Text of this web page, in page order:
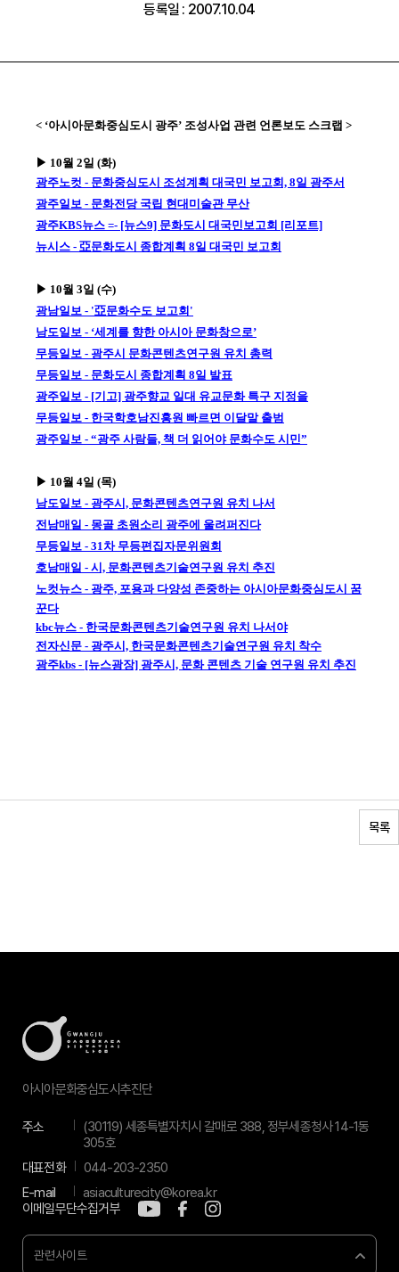
등록일 : 2007.10.04
< ‘아시아문화중심도시 광주’ 조성사업 관련 언론보도 스크랩 >
▶ 10월 2일 (화)
광주노컷 - 문화중심도시 조성계획 대국민 보고회, 8일 광주서
광주일보 - 문화전당 국립 현대미술관 무산
광주KBS뉴스 =- [뉴스9] 문화도시 대국민보고회 [리포트]
뉴시스 - 亞문화도시 종합계획 8일 대국민 보고회
▶ 10월 3일 (수)
광남일보 - '亞문화수도 보고회'
남도일보 - ‘세계를 향한 아시아 문화창으로’
무등일보 - 광주시 문화콘텐츠연구원 유치 총력
무등일보 - 문화도시 종합계획 8일 발표
광주일보 - [기고] 광주향교 일대 유교문화 특구 지정을
무등일보 - 한국학호남진흥원 빠르면 이달말 출범
광주일보 - “광주 사람들, 책 더 읽어야 문화수도 시민”
▶ 10월 4일 (목)
남도일보 - 광주시, 문화콘텐츠연구원 유치 나서
전남매일 - 몽골 초원소리 광주에 울려퍼진다
무등일보 - 31차 무등편집자문위원회
호남매일 - 시, 문화콘텐츠기술연구원 유치 추진
노컷뉴스 - 광주, 포용과 다양성 존중하는 아시아문화중심도시 꿈
꾼다
kbc뉴스 - 한국문화콘텐츠기술연구원 유치 나서야
전자신문 - 광주시, 한국문화콘텐츠기술연구원 유치 착수
광주kbs - [뉴스광장] 광주시, 문화 콘텐츠 기술 연구원 유치 추진
목록
아시아문화중심도시추진단
주소
(30119) 세종특별자치시 갈매로 388, 정부세종청사 14-1동
305호
대표전화
044-203-2350
E-mail
asiaculturecity@korea.kr
이메일무단수집거부
관련사이트